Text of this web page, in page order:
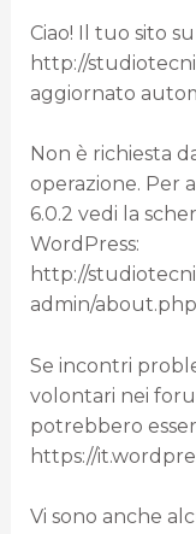
Ciao! Il tuo sito su
http://
aggiornato
Non è richiesta
operazione. Per
6.0.2 vedi la
WordPress:
http://
admin/about.php
Se incontri
volontari nei
potrebbero
https://
Vi sono anche